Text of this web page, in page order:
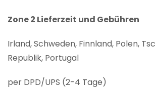
Zone 2 Lieferzeit und Gebühren
Irland, Schweden, Finnland, Polen,
Republik, Portugal
per DPD/UPS (2-4 Tage)